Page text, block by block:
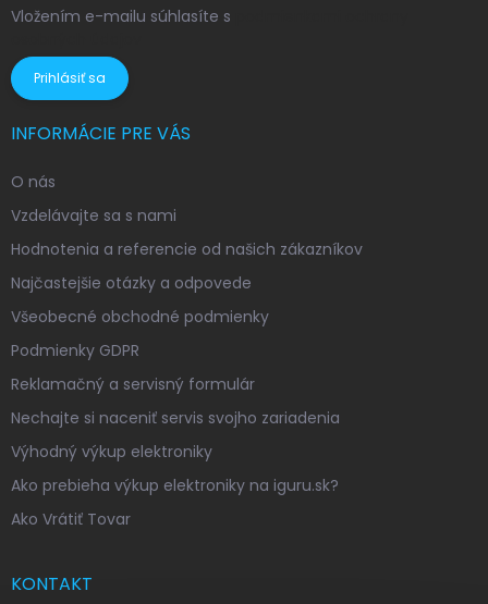
Vložením e-mailu súhlasíte s
Prihlásiť sa
INFORMÁCIE PRE VÁS
O nás
Vzdelávajte sa s nami
Hodnotenia a referencie od našich zákazníkov
Najčastejšie otázky a odpovede
Všeobecné obchodné podmienky
Podmienky GDPR
Reklamačný a servisný formulár
Nechajte si naceniť servis svojho zariadenia
Výhodný výkup elektroniky
Ako prebieha výkup elektroniky na iguru.sk?
Ako Vrátiť Tovar
KONTAKT